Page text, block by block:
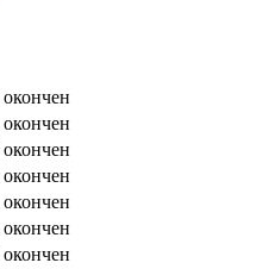
окончен
окончен
окончен
окончен
окончен
окончен
окончен